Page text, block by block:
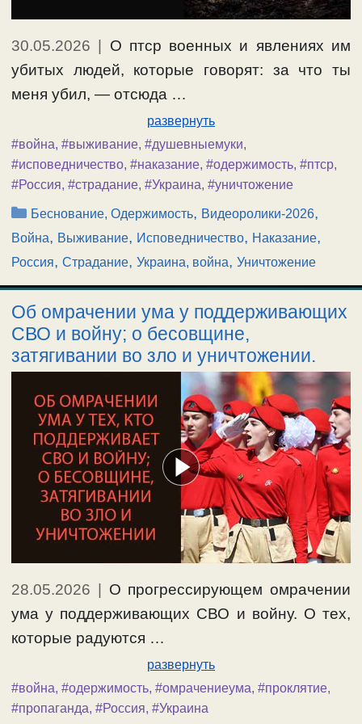
30.05.2026
О птср военных и явлениях им
убитых людей, которые говорят: за что ты
меня убил, — отсюда …
развернуть
#война, #выживание, #душевныемуки,
#исповедничество, #наказание, #одержимость, #птср,
#Россия, #страдание, #Украина, #уничтожение
Рубрики
Беснование, Одержимость, Видеоролики-2026,
Война, Выживание, Исповедничество, Наказание,
Россия, Страдание, Украина, война, Уничтожение
Об омрачении ума у поддерживающих
СВО и войну; о бесовщине,
затягивании во зло и уничтожении.
28.05.2026
О прогрессирующем омрачении
ума у поддерживающих СВО и войну. О тех,
которые радуются …
развернуть
#война, #одержимость, #омрачениеума, #проклятие,
#пропаганда, #Россия, #Украина